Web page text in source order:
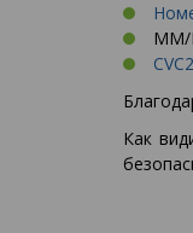
ММ/
Как